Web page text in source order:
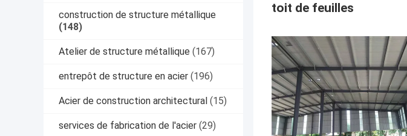
construction de structure métallique
(148)
Atelier de structure métallique (167)
entrepôt de structure en acier (196)
Acier de construction architectural (15)
services de fabrication de l'acier (29)
toit de feuilles